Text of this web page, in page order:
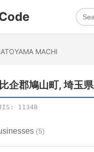
MACHI
企郡鳩山町, 埼玉県
11348
(5)